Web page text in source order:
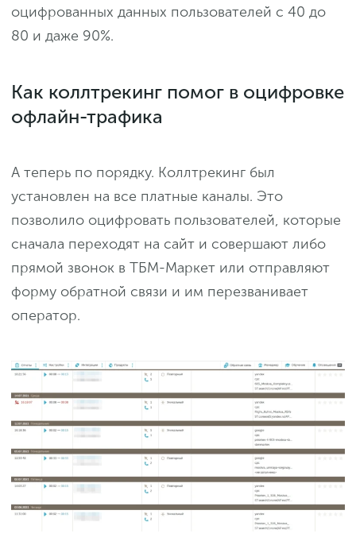
оцифрованных данных пользователей с 40 до
80 и даже 90%.
Как коллтрекинг помог в оцифровке
офлайн-трафика
А теперь по порядку. Коллтрекинг был
установлен на все платные каналы. Это
позволило оцифровать пользователей, которые
сначала переходят на сайт и совершают либо
прямой звонок в ТБМ-Маркет или отправляют
форму обратной связи и им перезванивает
оператор.